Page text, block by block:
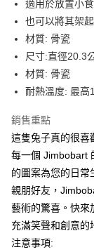
華南商業銀行
上海商業儲蓄銀
國泰世華商業銀行
臺灣中小企業銀
匯豐（台灣）商業
聯邦商業銀行
元大商業銀行
台新國際商業銀行
台灣樂天信用卡
華南商業銀行
上海商業儲蓄銀行
國泰世華商業銀
臺灣中小企業銀行
匯豐（台灣）商
元大商業銀行
玉山商業銀行
台灣樂天信用卡
LINE Pay
Apple Pay
ATM付款
付款後全家取貨
每筆NT$80，滿
付款後7-11取貨
每筆NT$80，滿
黑貓宅急便
每筆NT$120，滿
適用於放置小
也可以將其架
材質: 骨瓷
尺寸:直徑20.3
材質: 骨瓷
耐熱溫度: 最
銷售重點
這隻兔子真的很喜
每一個 Jimbobart
的圖案為您的日常
親朋好友，
藝術的驚喜。快來
充滿笑聲和創意的
注意事項: